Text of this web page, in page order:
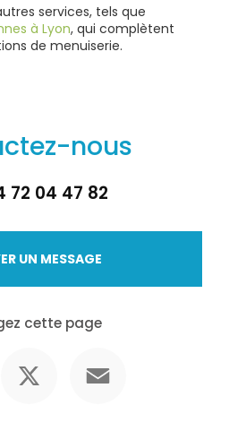
services, tels que
à Lyon, qui complètent
de menuiserie.
nous
72 04 47 82
UN MESSAGE
cette page